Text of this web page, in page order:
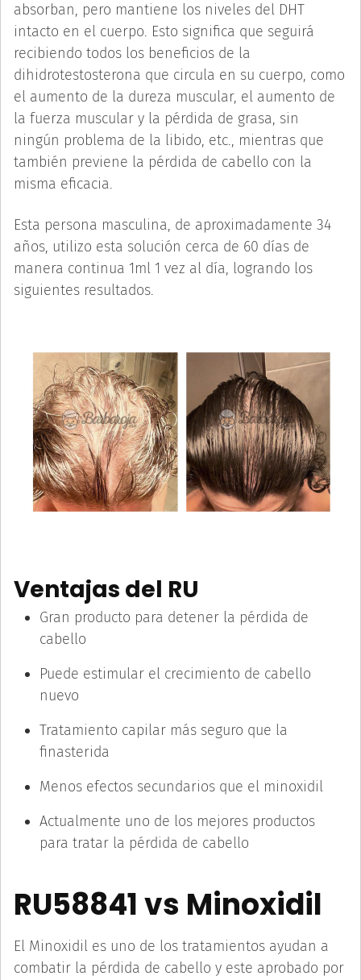
absorban, pero mantiene los niveles del DHT
intacto en el cuerpo. Esto significa que seguirá
recibiendo todos los beneficios de la
dihidrotestosterona que circula en su cuerpo, como
el aumento de la dureza muscular, el aumento de
la fuerza muscular y la pérdida de grasa, sin
ningún problema de la libido, etc., mientras que
también previene la pérdida de cabello con la
misma eficacia.
Esta persona masculina, de aproximadamente 34
años, utilizo esta solución cerca de 60 días de
manera continua 1ml 1 vez al día, logrando los
siguientes resultados.
Ventajas del RU
Gran producto para detener la pérdida de
cabello
Puede estimular el crecimiento de cabello
nuevo
Tratamiento capilar más seguro que la
finasterida
Menos efectos secundarios que el minoxidil
Actualmente uno de los mejores productos
para tratar la pérdida de cabello
RU58841 vs Minoxidil
El Minoxidil es uno de los tratamientos ayudan a
combatir la pérdida de cabello y este aprobado por